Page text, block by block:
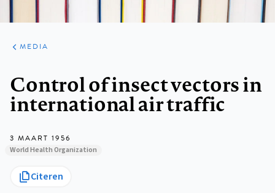
ARTIKELEN
VARIA
MEDIA
Control of insect vectors in
international air traffic
3 MAART 1956
World Health Organization
Citeren